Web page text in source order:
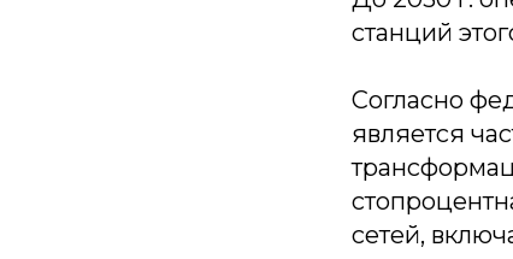
станций
Согласно
является
сетей,